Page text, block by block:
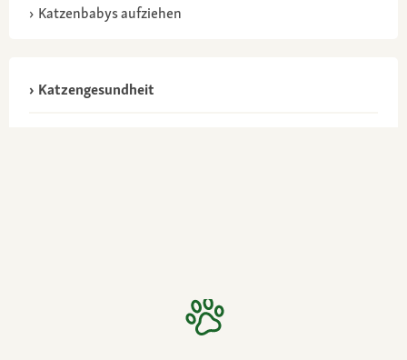
Katzenbabys aufziehen
Katzengesundheit